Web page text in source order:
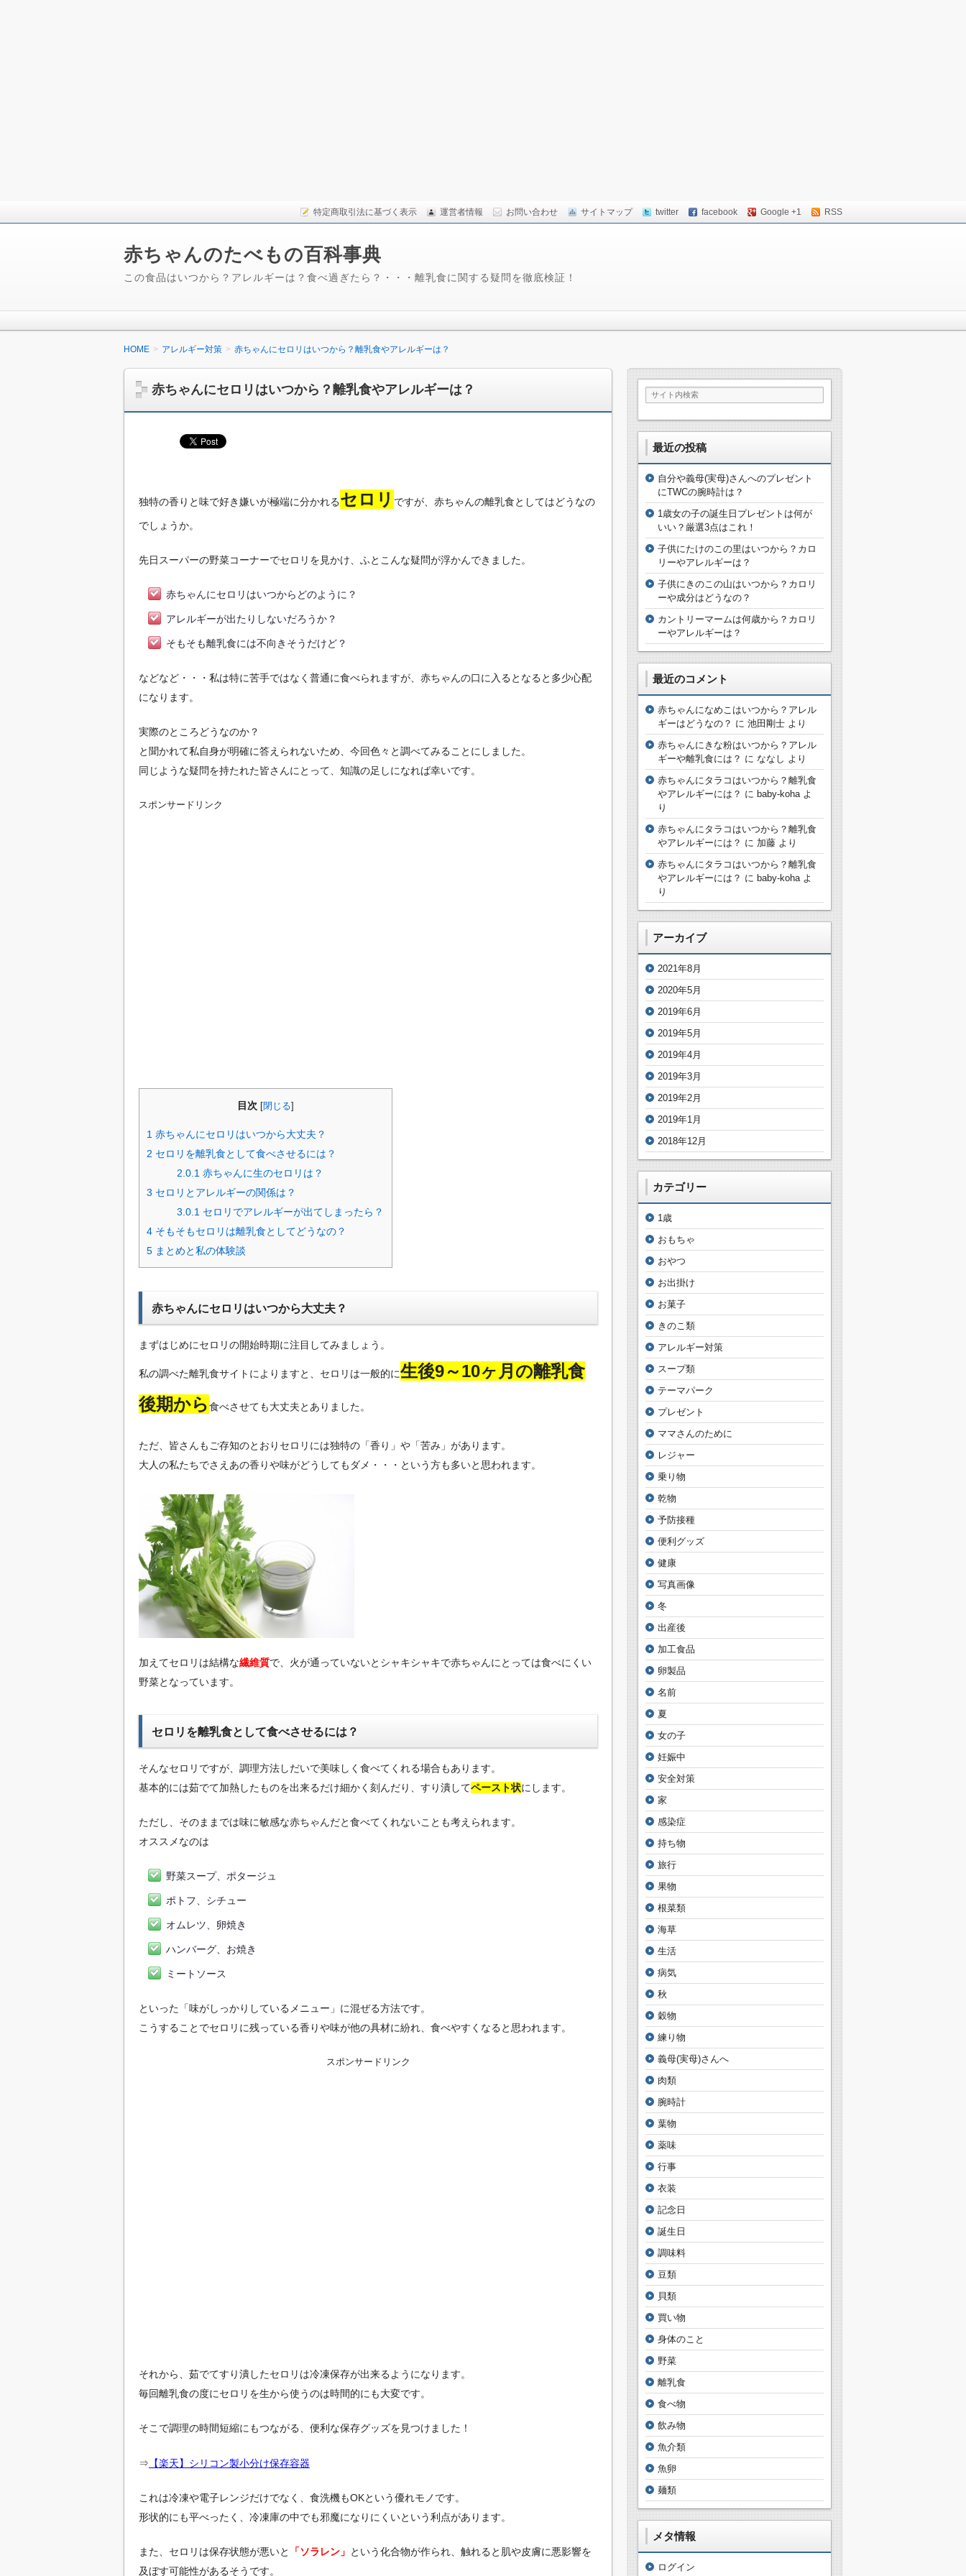
特定商取引法に基づく表示 運営者情報 お問い合わせ サイトマップ twitter facebook Google +1 RSS
赤ちゃんのたべもの百科事典
この食品はいつから？アレルギーは？食べ過ぎたら？・・・離乳食に関する疑問を徹底検証！
HOME アレルギー対策 赤ちゃんにセロリはいつから？離乳食やアレルギーは？
赤ちゃんにセロリはいつから？離乳食やアレルギーは？
独特の香りと味で好き嫌いが極端に分かれるセロリ ですが、赤ちゃんの離乳食としてはどうなの
でしょうか。
先日スーパーの野菜コーナーでセロリを見かけ、ふとこんな疑問が浮かんできました。
赤ちゃんにセロリはいつからどのように？
アレルギーが出たりしないだろうか？
そもそも離乳食には不向きそうだけど？
などなど・・・私は特に苦手ではなく普通に食べられますが、赤ちゃんの口に入るとなると多少心配
になります。
実際のところどうなのか？
と聞かれて私自身が明確に答えられないため、今回色々と調べてみることにしました。
同じような疑問を持たれた皆さんにとって、知識の足しになれば幸いです。
スポンサードリンク
目次 閉じる
1 赤ちゃんにセロリはいつから大丈夫？
2 セロリを離乳食として食べさせるには？
2.0.1 赤ちゃんに生のセロリは？
3 セロリとアレルギーの関係は？
3.0.1 セロリでアレルギーが出てしまったら？
4 そもそもセロリは離乳食としてどうなの？
5 まとめと私の体験談
赤ちゃんにセロリはいつから大丈夫？
まずはじめにセロリの開始時期に注目してみましょう。
私の調べた離乳食サイトによりますと、セロリは一般的に生後9～10ヶ月の離乳食
後期から食べさせても大丈夫とありました。
ただ、皆さんもご存知のとおりセロリには独特の「香り」や「苦み」があります。
大人の私たちでさえあの香りや味がどうしてもダメ・・・という方も多いと思われます。
加えてセロリは結構な繊維質で、火が通っていないとシャキシャキで赤ちゃんにとっては食べにくい
野菜となっています。
セロリを離乳食として食べさせるには？
そんなセロリですが、調理方法しだいで美味しく食べてくれる場合もあります。
基本的には茹でて加熱したものを出来るだけ細かく刻んだり、すり潰してペースト状にします。
ただし、そのままでは味に敏感な赤ちゃんだと食べてくれないことも考えられます。
オススメなのは
野菜スープ、ポタージュ
ポトフ、シチュー
オムレツ、卵焼き
ハンバーグ、お焼き
ミートソース
といった「味がしっかりしているメニュー」に混ぜる方法です。
こうすることでセロリに残っている香りや味が他の具材に紛れ、食べやすくなると思われます。
スポンサードリンク
それから、茹でてすり潰したセロリは冷凍保存が出来るようになります。
毎回離乳食の度にセロリを生から使うのは時間的にも大変です。
そこで調理の時間短縮にもつながる、便利な保存グッズを見つけました！
⇒ 【楽天】シリコン製小分け保存容器
これは冷凍や電子レンジだけでなく、食洗機もOKという優れモノです。
形状的にも平べったく、冷凍庫の中でも邪魔になりにくいという利点があります。
また、セロリは保存状態が悪いと 「ソラレン」 という化合物が作られ、触れると肌や皮膚に悪影響を
及ぼす可能性があるそうです。
最近の投稿
自分や義母(実母)さんへのプレゼント
にTWCの腕時計は？
1歳女の子の誕生日プレゼントは何が
いい？厳選3点はこれ！
子供にたけのこの里はいつから？カロ
リーやアレルギーは？
子供にきのこの山はいつから？カロリ
ーや成分はどうなの？
カントリーマームは何歳から？カロリ
ーやアレルギーは？
最近のコメント
赤ちゃんになめこはいつから？アレル
ギーはどうなの？ に 池田剛士 より
赤ちゃんにきな粉はいつから？アレル
ギーや離乳食には？ に ななし より
赤ちゃんにタラコはいつから？離乳食
やアレルギーには？ に baby-koha よ
り
赤ちゃんにタラコはいつから？離乳食
やアレルギーには？ に 加藤 より
赤ちゃんにタラコはいつから？離乳食
やアレルギーには？ に baby-koha よ
り
アーカイブ
2021年8月
2020年5月
2019年6月
2019年5月
2019年4月
2019年3月
2019年2月
2019年1月
2018年12月
カテゴリー
1歳
おもちゃ
おやつ
お出掛け
お菓子
きのこ類
アレルギー対策
スープ類
テーマパーク
プレゼント
ママさんのために
レジャー
乗り物
乾物
予防接種
便利グッズ
健康
写真画像
冬
出産後
加工食品
卵製品
名前
夏
女の子
妊娠中
安全対策
家
感染症
持ち物
旅行
果物
根菜類
海草
生活
病気
秋
穀物
練り物
義母(実母)さんへ
肉類
腕時計
葉物
薬味
行事
衣装
記念日
誕生日
調味料
豆類
貝類
買い物
身体のこと
野菜
離乳食
食べ物
飲み物
魚介類
魚卵
麺類
メタ情報
ログイン